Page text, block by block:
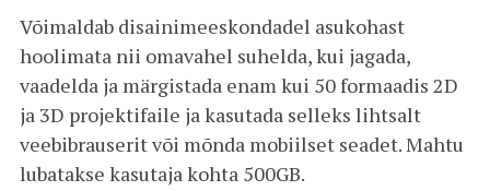
Võimaldab disainimeeskondadel asukohast
hoolimata nii omavahel suhelda, kui jagada,
vaadelda ja märgistada enam kui 50 formaadis 2D
ja 3D projektifaile ja kasutada selleks lihtsalt
veebibrauserit või mõnda mobiilset seadet. Mahtu
lubatakse kasutaja kohta 500GB.